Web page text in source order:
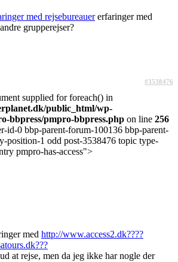
med rejsebureauer erfaringer med
grupperejser?
#3538476
supplied for foreach() in
public_html/wp-
bbpress/pmpro-bbpress.php on line 256
id-0 bbp-parent-forum-100136 bbp-parent-
position-1 odd post-3538476 topic type-
pmpro-has-access">
med http://www.access2.dk????
at rejse, men da jeg ikke har nogle der